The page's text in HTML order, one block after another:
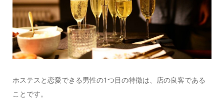
ホステスと恋愛できる男性の1つ目の特徴は、店の良客である
ことです。